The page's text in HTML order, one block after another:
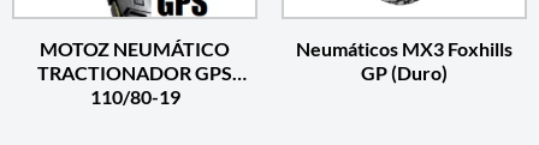
MOTOZ NEUMÁTICO
TRACTIONADOR GPS
110/80-19
Neumáticos MX3 Foxhills
GP (Duro)